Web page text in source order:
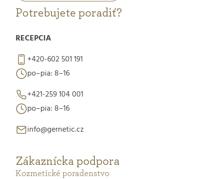
Potrebujete poradiť?
RECEPCIA
+420-602 501 191
po–pia: 8–16
+421-259 104 001
po–pia: 8–16
info@gernetic.cz
Zákaznícka podpora
Kozmetické poradenstvo